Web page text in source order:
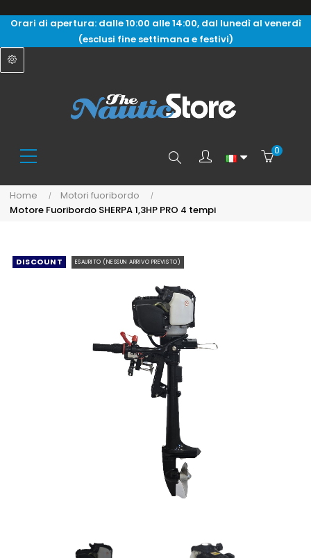
Orari di apertura: dalle 10:00 alle 14:00, dal lunedì al venerdì
(esclusi fine settimana e festivi)
Search
here...
0
Home
Motori fuoribordo
Motore Fuoribordo SHERPA 1,3HP PRO 4 tempi
DISCOUNT ESAURITO (NESSUN ARRIVO PREVISTO)